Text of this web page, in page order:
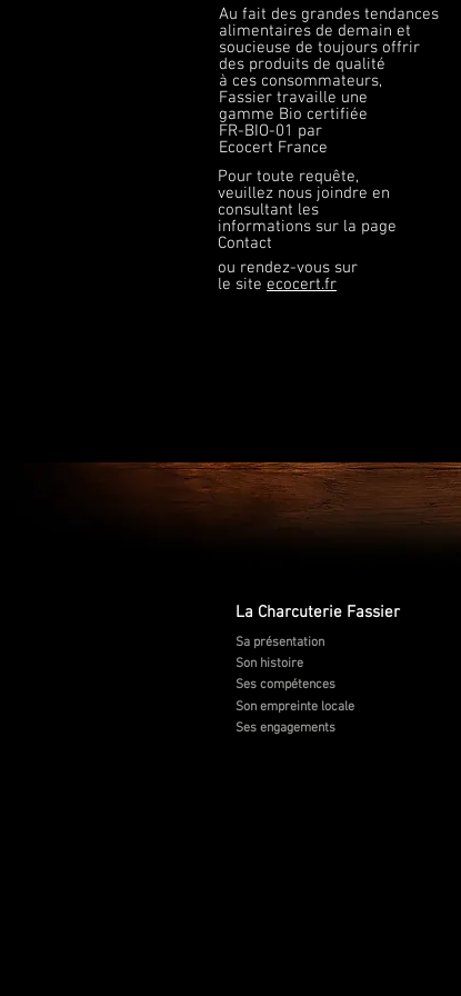
Pour toute requête,
veuillez nous joindre en
consultant les
informations sur la page
Contact
ou rendez-vous sur
le site ecocert.fr
Au fait des grandes tendances
alimentaires de demain et
soucieuse de toujours offrir
des produits de qualité
à ces consommateurs,
Fassier travaille une
gamme Bio certifiée
FR-BIO-01 par
Ecocert France
La Charcuterie Fassier
Sa présentation
Son histoire
Ses compétences
Son empreinte locale
Ses engagements